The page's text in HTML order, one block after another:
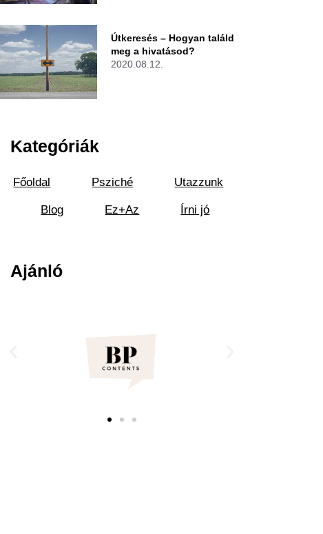
Útkeresés – Hogyan találd
meg a hivatásod?
2020.08.12.
Kategóriák
Főoldal Psziché Utazzunk
Blog Ez+Az Írni jó
Ajánló